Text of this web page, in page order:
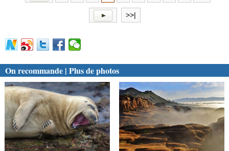
>>|
On recommande | Plus de photos